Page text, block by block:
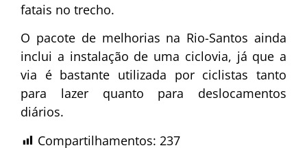
fatais no trecho.
O pacote de melhorias na Rio-Santos ainda
inclui a instalação de uma ciclovia, já que a
via é bastante utilizada por ciclistas tanto
para lazer quanto para deslocamentos
diários.
Compartilhamentos: 237